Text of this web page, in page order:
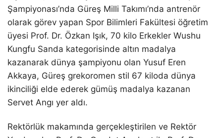
Şampiyonası’nda Güreş Milli Takımı’nda antrenör
olarak görev yapan Spor Bilimleri Fakültesi öğretim
üyesi Prof. Dr. Özkan Işık, 70 kilo Erkekler Wushu
Kungfu Sanda kategorisinde altın madalya
kazanarak dünya şampiyonu olan Yusuf Eren
Akkaya, Güreş grekoromen stil 67 kiloda dünya
ikinciliği elde ederek gümüş madalya kazanan
Servet Angı yer aldı.
Rektörlük makamında gerçekleştirilen ve Rektör